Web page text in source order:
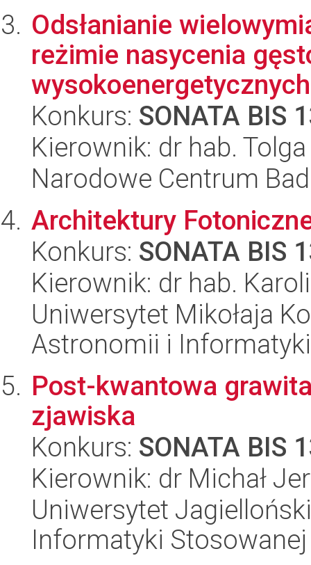
Odsłanianie
reżimie nasycenia
Konkurs: SONATA BIS
Kierownik: dr hab.
Narodowe Centrum
Architektury
Konkurs: SONATA BIS
Kierownik: dr hab.
Uniwersytet Mikołaja
Astronomii i
Post-kwantowa
zjawiska
Konkurs: SONATA BIS
Kierownik: dr Michał
Uniwersytet
Informatyki Stosowanej